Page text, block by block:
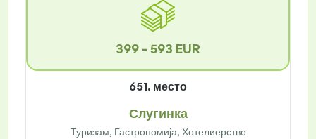
399 - 593 EUR
651. место
Слугинка
Туризам, Гастрономија, Хотелиерство